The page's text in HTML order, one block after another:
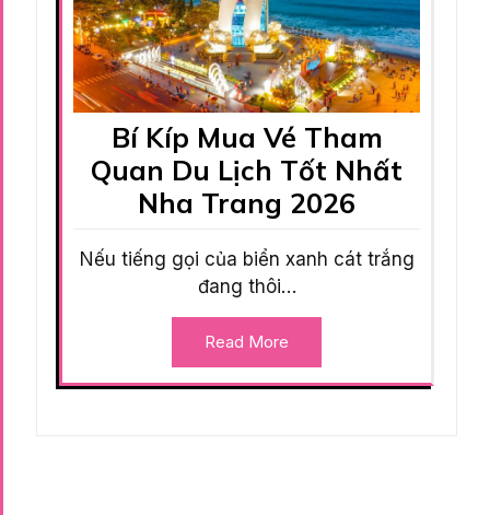
Bí Kíp Mua Vé Tham
Quan Du Lịch Tốt Nhất
Nha Trang 2026
Nếu tiếng gọi của biển xanh cát trắng
đang thôi…
Read More